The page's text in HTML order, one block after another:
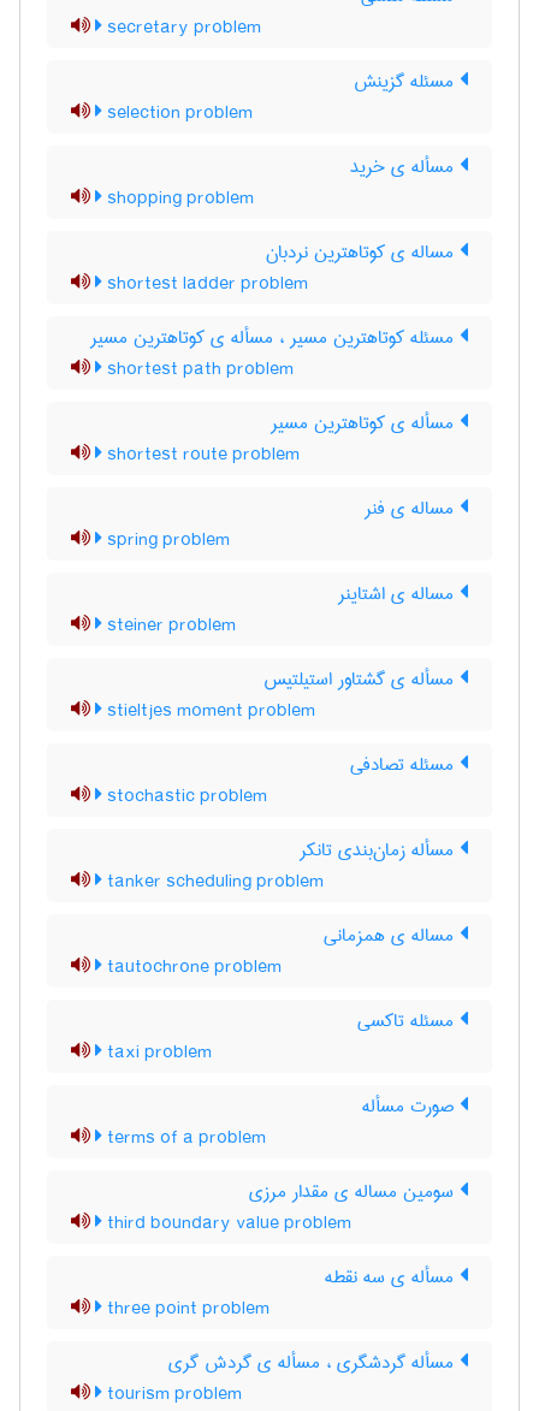
secretary problem
مسئله گزینش
selection problem
مسأله ی خرید
shopping problem
مساله ی کوتاهترین نردبان
shortest ladder problem
مسئله کوتاهترین مسیر ، مسأله ی کوتاهترین مسیر
shortest path problem
مسأله ی کوتاهترین مسیر
shortest route problem
مساله ی فنر
spring problem
مساله ی اشتاینر
steiner problem
مسأله ی گشتاور استیلتیس
stieltjes moment problem
مسئله تصادفی
stochastic problem
مسأله زمان‌بندی تانکر
tanker scheduling problem
مساله ی همزمانی
tautochrone problem
مسئله تاکسی
taxi problem
صورت مسأله
terms of a problem
سومین مساله ی مقدار مرزی
third boundary value problem
مسأله ی سه نقطه
three point problem
مسأله گردشگری ، مسأله ی گردش گری
tourism problem